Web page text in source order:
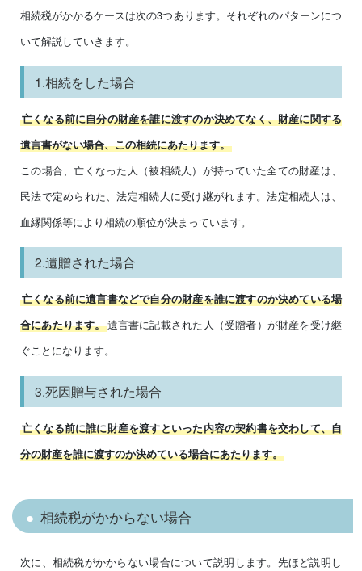
相続税がかかるケースは次の3つあります。それぞれのパターンにつ
いて解説していきます。
1.相続をした場合
亡くなる前に自分の財産を誰に渡すのか決めてなく、財産に関する
遺言書がない場合、この相続にあたります。
この場合、亡くなった人（被相続人）が持っていた全ての財産は、
民法で定められた、法定相続人に受け継がれます。法定相続人は、
血縁関係等により相続の順位が決まっています。
2.遺贈された場合
亡くなる前に遺言書などで自分の財産を誰に渡すのか決めている場
合にあたります。遺言書に記載された人（受贈者）が財産を受け継
ぐことになります。
3.死因贈与された場合
亡くなる前に誰に財産を渡すといった内容の契約書を交わして、自
分の財産を誰に渡すのか決めている場合にあたります。
相続税がかからない場合
次に、相続税がかからない場合について説明します。先ほど説明し